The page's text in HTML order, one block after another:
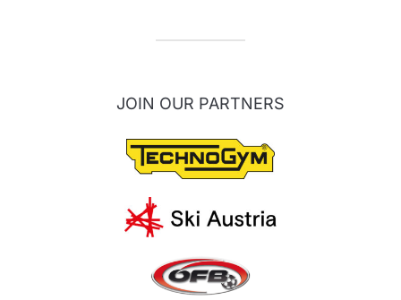
JOIN OUR PARTNERS